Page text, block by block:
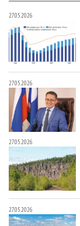
27.05.2026
27.05.2026
27.05.2026
27.05.2026